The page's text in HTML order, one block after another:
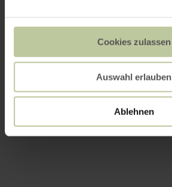
Cookies zulassen
Auswahl erlauben
Ablehnen